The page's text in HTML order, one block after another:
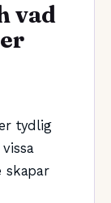
vad
tydlig
skapar